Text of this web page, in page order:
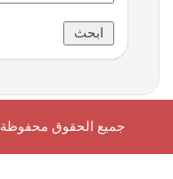
جميع الحقوق محفوظة 2026